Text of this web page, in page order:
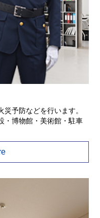
予防などを行います。
・博物館・美術館・駐車